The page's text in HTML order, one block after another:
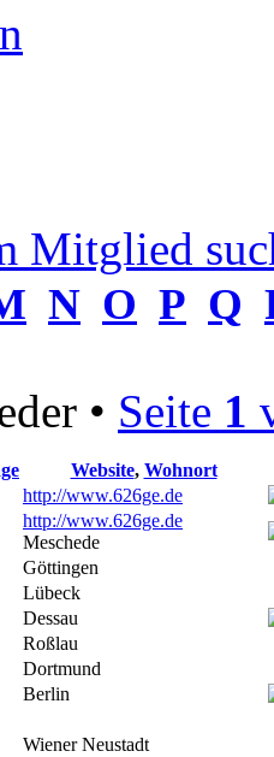
Mitglied
N O P Q
• Seite 1
Website, Wohnort
http://www.626ge.de
http://www.626ge.de
Meschede
Göttingen
Lübeck
Dessau
Roßlau
Dortmund
Berlin
Wiener Neustadt